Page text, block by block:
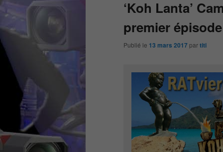
‘Koh Lanta’
premier
Publié le 13 mars 2017 partiti